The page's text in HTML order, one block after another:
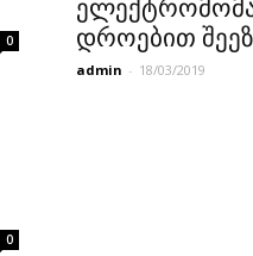
0
დროებით
admin - 18/03/2019
0